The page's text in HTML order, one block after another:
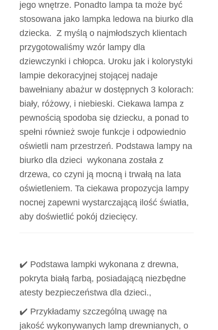
jego wnętrze. Ponadto lampa ta może być
stosowana jako lampka ledowa na biurko dla
dziecka. Z myślą o najmłodszych klientach
przygotowaliśmy wzór lampy dla
dziewczynki i chłopca. Uroku jak i kolorystyki
lampie dekoracyjnej stojącej nadaje
bawełniany abażur w dostępnych 3 kolorach:
biały, różowy, i niebieski. Ciekawa lampa z
pewnością spodoba się dziecku, a ponad to
spełni również swoje funkcje i odpowiednio
oświetli nam przestrzeń. Podstawa lampy na
biurko dla dzieci wykonana została z
drzewa, co czyni ją mocną i trwałą na lata
oświetleniem. Ta ciekawa propozycja lampy
nocnej zapewni wystarczającą ilość światła,
aby doświetlić pokój dziecięcy.
✔️ Podstawa lampki wykonana z drewna,
pokryta białą farbą, posiadającą niezbędne
atesty bezpieczeństwa dla dzieci.,
✔️ Przykładamy szczególną uwagę na
jakość wykonywanych lamp drewnianych, o